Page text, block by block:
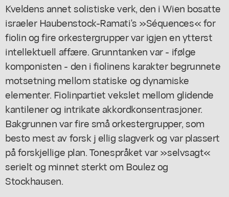
Kveldens annet solistiske verk, den i Wien bosatte
israeler Haubenstock-Ramati's »Séquences« for
fiolin og fire orkestergrupper var igjen en ytterst
intellektuell affære. Grunntanken var - ifølge
komponisten - den i fiolinens karakter begrunnete
motsetning mellom statiske og dynamiske
elementer. Fiolinpartiet vekslet mellom glidende
kantilener og intrikate akkordkonsentrasjoner.
Bakgrunnen var fire små orkestergrupper, som
besto mest av forsk j ellig slagverk og var plassert
på forskjellige plan. Tonespråket var »selvsagt«
serielt og minnet sterkt om Boulez og
Stockhausen.